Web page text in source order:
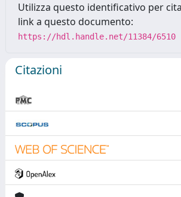
Utilizza questo identificativo per
link a questo documento:
https://hdl.handle.net/11384/6510
Citazioni